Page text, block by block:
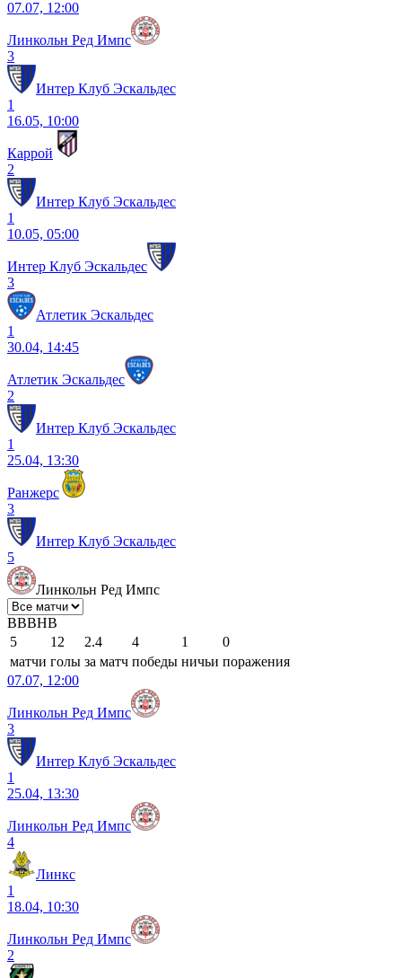
07.07, 12:00
Линкольн Ред Импс
3
Интер Клуб Эскальдес
1
16.05, 10:00
Каррой
2
Интер Клуб Эскальдес
1
10.05, 05:00
Интер Клуб Эскальдес
3
Атлетик Эскальдес
1
30.04, 14:45
Атлетик Эскальдес
2
Интер Клуб Эскальдес
1
25.04, 13:30
Ранжерс
3
Интер Клуб Эскальдес
5
Линкольн Ред Импс
ВВВНВ
5
12 2.4 4 1
0
матчи голы за матч победы ничьи поражения
07.07, 12:00
Линкольн Ред Импс
3
Интер Клуб Эскальдес
1
25.04, 13:30
Линкольн Ред Импс
4
Линкс
1
18.04, 10:30
Линкольн Ред Импс
2